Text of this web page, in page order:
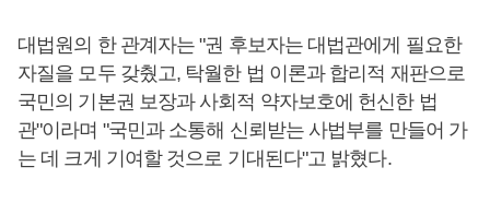
대법원의 한 관계자는 "권 후보자는 대법관에게 필요한
자질을 모두 갖췄고, 탁월한 법 이론과 합리적 재판으로
국민의 기본권 보장과 사회적 약자보호에 헌신한 법
관"이라며 "국민과 소통해 신뢰받는 사법부를 만들어 가
는 데 크게 기여할 것으로 기대된다"고 밝혔다.